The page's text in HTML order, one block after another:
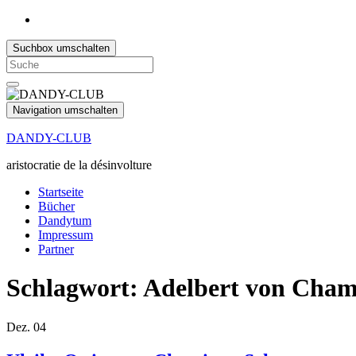
Suchbox umschalten
Search
for:
Navigation umschalten
DANDY-CLUB
aristocratie de la désinvolture
Startseite
Bücher
Dandytum
Impressum
Partner
Schlagwort: Adelbert von
Dez. 04